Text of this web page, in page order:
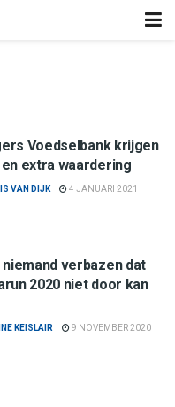
Voedselbank krijgen
extra waardering
VAN DIJK 4 JANUARI 2021
niemand verbazen dat
2020 niet door kan
KEISLAIR 9 NOVEMBER 2020